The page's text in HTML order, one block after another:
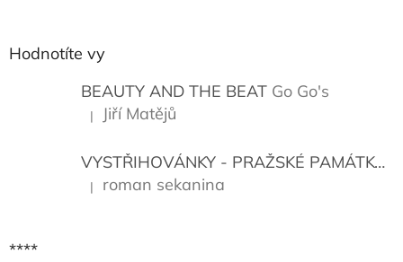
Hodnotíte vy
BEAUTY AND THE BEAT Go Go's
Hodnocení produktu je 5 z 5 hvězdiček.
| Jiří Matějů
VYSTŘIHOVÁNKY - PRAŽSKÉ PAMÁTKY
Hodnocení produktu je 5 z 5 hvězdiček.
| roman sekanina
****